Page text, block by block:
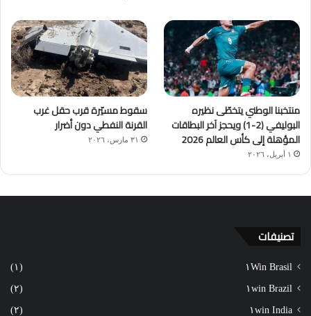
منتخبنا الوطني يتخطّى نظيره
البوليفي (2-1) ويحجز آخر البطاقات
المؤهلة إلى كأس العالم 2026
١ أبريل، ٢٠٢٦
سقوط مسيّرة قرب حقل غرب
القرنة النفطي دون أضرار
٣١ مارس، ٢٠٢٦
تصنيفات
١Win Brasil (١)
١win Brazil (٢)
١win India (٢)